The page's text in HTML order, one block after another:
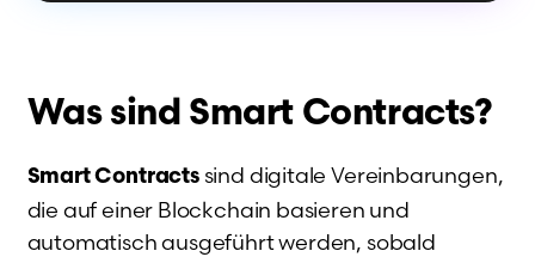
Was sind Smart Contracts?
Smart Contractssind digitale Vereinbarungen,
die auf einer Blockchain basieren und
automatisch ausgeführt werden, sobald